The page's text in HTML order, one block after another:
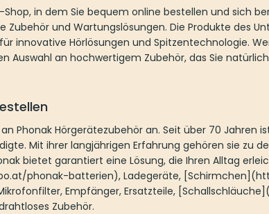
in dem Sie bequem online bestellen und sich
Zubehör und Wartungslösungen. Die Produkte des
innovative Hörlösungen und Spitzentechnologie.
Auswahl an hochwertigem Zubehör, das Sie
Phonak Hörgerätezubehör an. Seit über 70 Jahren
Mit ihrer langjährigen Erfahrung gehören sie zu
bietet garantiert eine Lösung, die Ihren Alltag
phonak-batterien), Ladegeräte,
Empfänger, Ersatzteile,
Zubehör.